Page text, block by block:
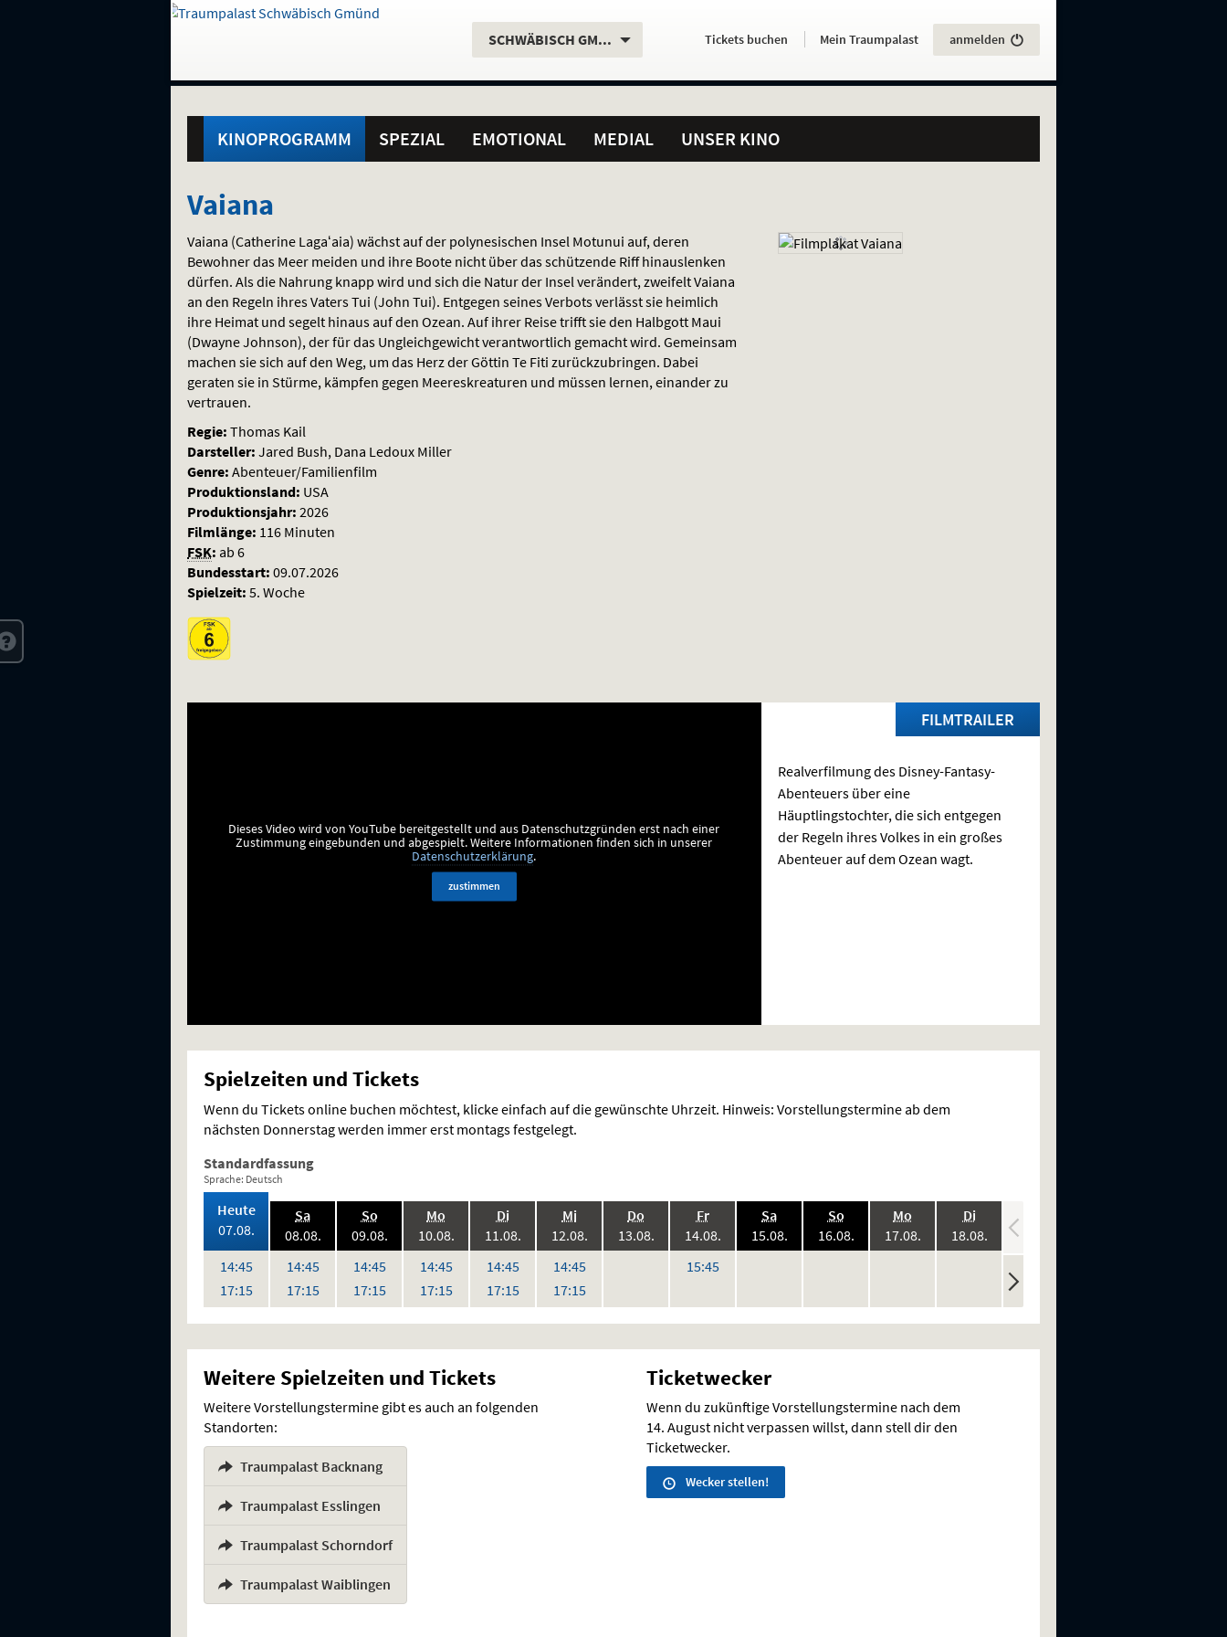
direkt
Inhalt
Menü
und
Gehe
Standortauswahl
Aktueller
SCHWÄBISCH GMÜND. Servicefunktionen
Aktuelles
HierTickets buchen . Mein Traumpalast anmelden
KINOPROGRAMM SPEZIAL EMOTIONAL MEDIAL UNSER KINO
Vaiana
Vaiana
Vaiana (Catherine Lagaʻaia) wächst auf der polynesischen Insel Motunui auf, deren
Bewohner das Meer meiden und ihre Boote nicht über das schützende Riff hinauslenken
dürfen. Als die Nahrung knapp wird und sich die Natur der Insel verändert, zweifelt Vaiana
an den Regeln ihres Vaters Tui (John Tui). Entgegen seines Verbots verlässt sie heimlich
ihre Heimat und segelt hinaus auf den Ozean. Auf ihrer Reise trifft sie den Halbgott Maui
(Dwayne Johnson), der für das Ungleichgewicht verantwortlich gemacht wird. Gemeinsam
machen sie sich auf den Weg, um das Herz der Göttin Te Fiti zurückzubringen. Dabei
geraten sie in Stürme, kämpfen gegen Meereskreaturen und müssen lernen, einander zu
vertrauen.
Regie: Thomas Kail
Darsteller: Jared Bush, Dana Ledoux Miller
Genre: Abenteuer/Familienfilm
Produktionsland: USA
Produktionsjahr: 2026
Filmlänge: 116 Minuten
FSK: ab 6
Bundesstart: 09.07.2026
Spielzeit: 5. Woche
FILMTRAILER
Dieses Video wird von YouTube bereitgestellt und aus Datenschutzgründen erst nach einer
Zustimmung eingebunden und abgespielt.Weitere Informationen finden sich in unserer
Datenschutzerklärung.
zustimmen
Realverfilmung des Disney-Fantasy-
Abenteuers über eine
Häuptlingstochter, die sich entgegen
der Regeln ihres Volkes in ein großes
Abenteuer auf dem Ozean wagt.
Spielzeiten und Tickets
Wenn du Tickets online buchen möchtest, klicke einfach auf die gewünschte Uhrzeit. Hinweis: Vorstellungstermine ab dem
nächsten Donnerstag werden immer erst montags festgelegt.
Standardfassung
Sprache: Deutsch
Heute,
07.08.2026:
14:45Uhr
17:15Uhr
Sa.,
08.08.2026:
14:45Uhr
17:15Uhr
So.,
09.08.2026:
14:45Uhr
17:15Uhr
Mo
10.08.2026:
14:45Uhr
17:15Uhr
Di.,
11.08.2026:
14:45Uhr
17:15Uhr
Mi.,
12.08.2026:
14:45Uhr
17:15Uhr
Do
13.08.2026:
Fr.,
14.08.2026:
15:45Uhr
Sa.,
15.08.2026:
So.,
16.08.2026:
Mo
17.08.2026:
Di.,
18.08.2026:
Vorstellungen
19.08.
Vorstellungen
Weitere Spielzeiten und Tickets
Weitere Vorstellungstermine gibt es auch an folgenden
Standorten:
Traumpalast Backnang
Traumpalast Esslingen
Traumpalast Schorndorf
Traumpalast Waiblingen
Ticketwecker
Wenn du zukünftige Vorstellungstermine nach dem
14. August nicht verpassen willst, dann stell dir den
Ticketwecker.
Wecker stellen!